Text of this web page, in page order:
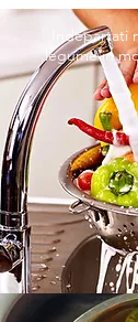
legume in